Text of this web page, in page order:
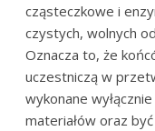
cząsteczkowe i
czystych, wolnych
Oznacza to, że
uczestniczą w
wykonane
materiałów oraz